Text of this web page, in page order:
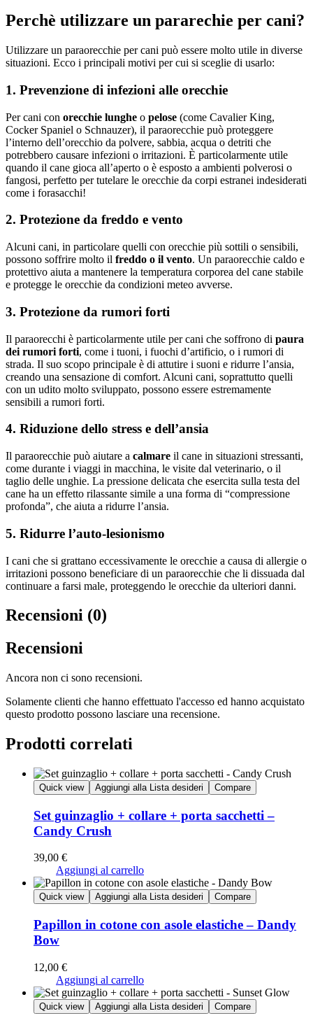
Perchè utilizzare un pararechie per cani?
Utilizzare un paraorecchie per cani può essere molto utile in diverse
situazioni. Ecco i principali motivi per cui si sceglie di usarlo:
1. Prevenzione di infezioni alle orecchie
Per cani con orecchie lunghe o pelose (come Cavalier King,
Cocker Spaniel o Schnauzer), il paraorecchie può proteggere
l’interno dell’orecchio da polvere, sabbia, acqua o detriti che
potrebbero causare infezioni o irritazioni. È particolarmente utile
quando il cane gioca all’aperto o è esposto a ambienti polverosi o
fangosi, perfetto per tutelare le orecchie da corpi estranei indesiderati
come i forasacchi!
2. Protezione da freddo e vento
Alcuni cani, in particolare quelli con orecchie più sottili o sensibili,
possono soffrire molto il freddo o il vento. Un paraorecchie caldo e
protettivo aiuta a mantenere la temperatura corporea del cane stabile
e protegge le orecchie da condizioni meteo avverse.
3. Protezione da rumori forti
Il paraorecchi è particolarmente utile per cani che soffrono di paura
dei rumori forti, come i tuoni, i fuochi d’artificio, o i rumori di
strada. Il suo scopo principale è di attutire i suoni e ridurre l’ansia,
creando una sensazione di comfort. Alcuni cani, soprattutto quelli
con un udito molto sviluppato, possono essere estremamente
sensibili a rumori forti.
4. Riduzione dello stress e dell’ansia
Il paraorecchie può aiutare a calmare il cane in situazioni stressanti,
come durante i viaggi in macchina, le visite dal veterinario, o il
taglio delle unghie. La pressione delicata che esercita sulla testa del
cane ha un effetto rilassante simile a una forma di “compressione
profonda”, che aiuta a ridurre l’ansia.
5. Ridurre l’auto-lesionismo
I cani che si grattano eccessivamente le orecchie a causa di allergie o
irritazioni possono beneficiare di un paraorecchie che li dissuada dal
continuare a farsi male, proteggendo le orecchie da ulteriori danni.
Recensioni (0)
Recensioni
Ancora non ci sono recensioni.
Solamente clienti che hanno effettuato l'accesso ed hanno acquistato
questo prodotto possono lasciare una recensione.
Prodotti correlati
Quick view Aggiungi alla Lista desideri Compare
Set guinzaglio + collare + porta sacchetti –
Candy Crush
39,00 €
Aggiungi al carrello
Quick view Aggiungi alla Lista desideri Compare
Papillon in cotone con asole elastiche – Dandy
Bow
12,00 €
Aggiungi al carrello
Quick view Aggiungi alla Lista desideri Compare